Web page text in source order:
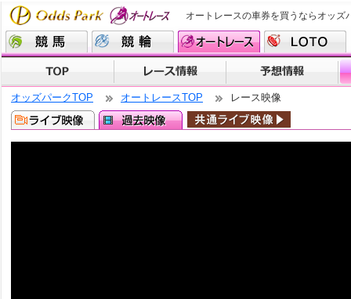
オートレースの車券を買うならオッズ
オッズパークTOP オートレースTOP レース映像